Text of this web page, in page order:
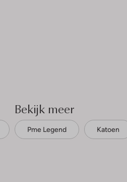
Bekijk meer
Pme Legend Katoen